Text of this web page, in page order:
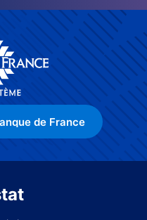
de France